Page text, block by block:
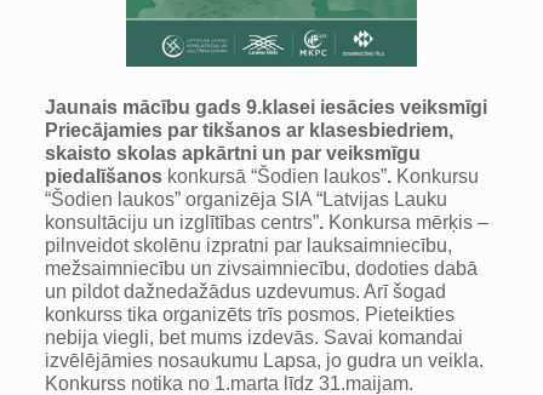
Jaunais mācību gads 9.klasei iesācies veiksmīgi
Priecājamies par tikšanos ar klasesbiedriem,
skaisto skolas apkārtni un par veiksmīgu
piedalīšanoskonkursā “Šodien laukos”.Konkursu
“Šodien laukos” organizēja SIA “Latvijas Lauku
konsultāciju un izglītības centrs”.Konkursa mērķis –
pilnveidot skolēnu izpratni par lauksaimniecību,
mežsaimniecību un zivsaimniecību, dodoties dabā
un pildot dažnedažādus uzdevumus. Arī šogad
konkurss tika organizēts trīs posmos. Pieteikties
nebija viegli, bet mums izdevās. Savai komandai
izvēlējāmies nosaukumu Lapsa, jo gudra un veikla.
Konkurss notika no 1.marta līdz 31.maijam.